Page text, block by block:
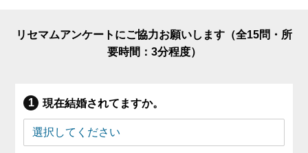
リセマムアンケートにご協力お願いします（全15問・所
要時間：3分程度）
現在結婚されてますか。